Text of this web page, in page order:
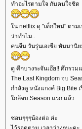
ทำอะไรตามใจ กับคนใจชิด
น netflix ดุ "เด็กใหม่" ตาม
ว่าทำไม..
คนจีน วันรุ่นเอเซีย หันมานิ
ดู ศึกบางระจันเอ๊ย!! ศึกรว
The Last Kingdom จบ
กำลังดู หนังแกงค์ Big Bite เ
กล้จบ Season แรก แล้ว
ชอบๆๆๆน้องต่อ ค่ะ